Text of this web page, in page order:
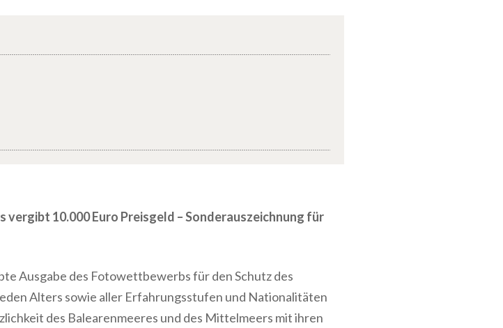
10.000 Euro Preisgeld – Sonderauszeichnung für
Ausgabe des Fotowettbewerbs für den Schutz des
Alters sowie aller Erfahrungsstufen und Nationalitäten
des Balearenmeeres und des Mittelmeers mit ihren